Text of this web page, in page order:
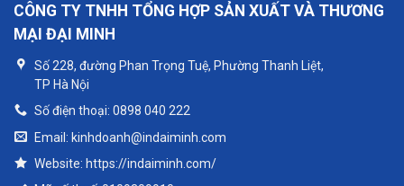
CÔNG TY TNHH TỔNG HỢP SẢN XUẤT VÀ THƯƠNG
MẠI ĐẠI MINH
Số 228, đường Phan Trọng Tuệ, Phường Thanh Liệt,
TP Hà Nội
Số điện thoại: 0898 040 222
Email: kinhdoanh@indaiminh.com
Website: https://indaiminh.com/